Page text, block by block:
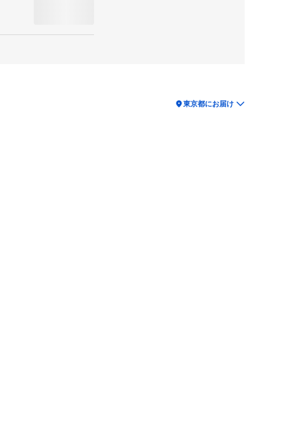
location_on東京都にお届け